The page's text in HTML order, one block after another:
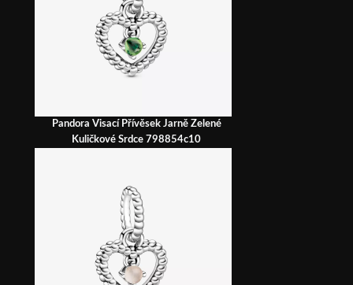
Pandora Visací Přívěsek Jarně Zelené
Kuličkové Srdce 798854c10